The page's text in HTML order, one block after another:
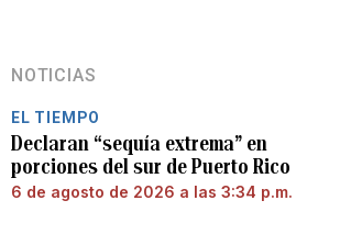
NOTICIAS
EL TIEMPO
Declaran “sequía extrema” en
porciones del sur de Puerto Rico
6 de agosto de 2026 a las 3:34 p.m.